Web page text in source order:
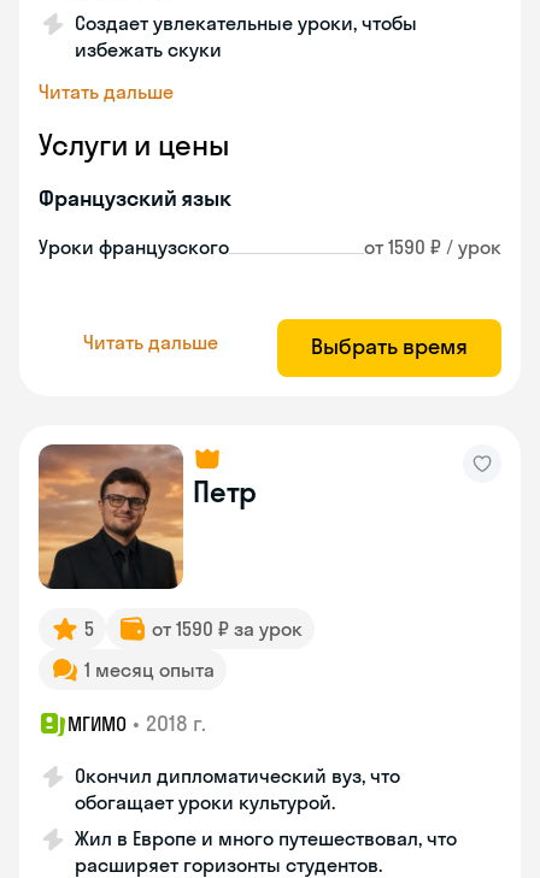
Создает увлекательные уроки, чтобы
избежать скуки
Читать дальше
Услуги и цены
Французский язык
Уроки французского от 1590 ₽ / урок
Читать дальше Выбрать время
Петр
5
от 1590 ₽ за урок
1 месяц опыта
МГИМО • 2018 г.
Окончил дипломатический вуз, что
обогащает уроки культурой.
Жил в Европе и много путешествовал, что
расширяет горизонты студентов.